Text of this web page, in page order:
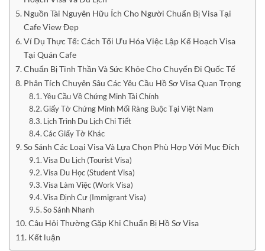
Nguồn Tài Nguyên Hữu Ích Cho Người Chuẩn Bị Visa Tại
Cafe View Đẹp
Ví Dụ Thực Tế: Cách Tối Ưu Hóa Việc Lập Kế Hoạch Visa
Tại Quán Cafe
Chuẩn Bị Tinh Thần Và Sức Khỏe Cho Chuyến Đi Quốc Tế
Phân Tích Chuyên Sâu Các Yêu Cầu Hồ Sơ Visa Quan Trọng
Yêu Cầu Về Chứng Minh Tài Chính
Giấy Tờ Chứng Minh Mối Ràng Buộc Tại Việt Nam
Lịch Trình Du Lịch Chi Tiết
Các Giấy Tờ Khác
So Sánh Các Loại Visa Và Lựa Chọn Phù Hợp Với Mục Đích
Visa Du Lịch (Tourist Visa)
Visa Du Học (Student Visa)
Visa Làm Việc (Work Visa)
Visa Định Cư (Immigrant Visa)
So Sánh Nhanh
Câu Hỏi Thường Gặp Khi Chuẩn Bị Hồ Sơ Visa
Kết luận